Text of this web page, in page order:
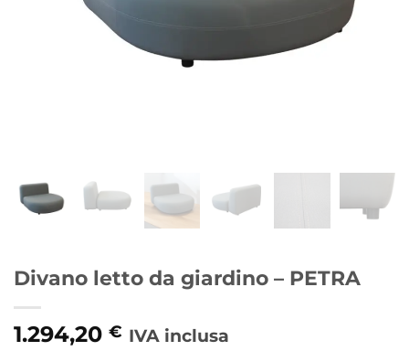
Divano letto da giardino – PETRA
1.294,20 € IVA inclusa